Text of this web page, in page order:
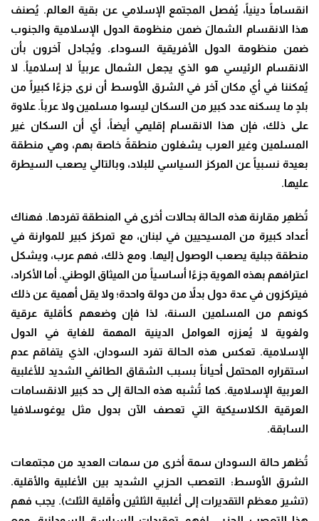
انقساماً دينياً، يُفصل المجتمع الإسلامي عن بقية العالم. يُصنف
هذا الانقسام الشمالَ ضمن منظومة الدول الإسلامية والجنوب
ضمن منظومة الدول الأفريقية السوداء. ويُجادل آخرون بأن
الانقسام الرئيسي هو الذي يجعل الشمال عربياً لا إسلامياً. لا
يُمكننا في أي مكان آخر في الشرق الأوسط أن نرى جزءًا كبيراً من
بلدٍ ما يسكنه عدد كبير من السكان ليسوا مسلمين ولا عرباً. علاوة
على ذلك، فإن هذا الانقسام إقليمي أيضاً، أي أن السكان غير
المسلمين وغير العرب يشغلون منطقةً خاصة بهم، وهي منطقة
بعيدة نسبياً عن المركز السياسي للبلاد، وبالتالي يصعب السيطرة
عليها.
تُظهِر مقارنة هذه الحالة بحالات أخرى في المنطقة تفردها. فهناك
أعداد كبيرة من المسيحيين في لبنان، مع تمركز كبير للموارنة في
منطقة جبلية يصعب الوصول إليها. ومع ذلك، فهم عرب، ويشكل
اعترافهم بهذه الهوية جزءًا أساسياً من الميثاق الوطني. أما الأكراد،
فيتركزون في عدة دول بدلاً من دولة واحدة؛ ولا يقل أهمية عن ذلك
كونهم من المسلمين السنة، لذا فإن وضعهم كأقلية عرقية
ولغوية لا يُعززه العوامل الدينية المهمة للغاية في الدول
الإسلامية. تعكس هذه الحالة تفرد السودان، الذي يتفاقم عدم
استقراره المحتمل أحياناً بسبب الشقاق الطائفي الشديد للأغلبية
العربية الإسلامية. كما تُشبه هذه الحالة إلى حد كبير الانقسامات
العرقية الكلاسيكية التي تعصف الآن بدول مثل يوغوسلافيا
السابقة.
تُظهر حالة السودان سمة أخرى من سمات العديد من مجتمعات
الشرق الأوسط: التعصب الحزبي الشديد بين الأغلبية والأقلية.
(تشير معظم التقديرات إلى أغلبية الثلثين وأقلية الثلث). يجب فهم